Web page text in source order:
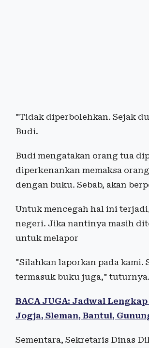
"Tidak diperbolehkan. Sejak
Budi.
Budi mengatakan orang tua
diperkenankan memaksa
dengan buku. Sebab, akan
Untuk mencegah hal ini
negeri. Jika nantinya masih
untuk melapor
"Silahkan laporkan pada
termasuk buku juga," tuturnya.
BACA JUGA: Jadwal
Jogja, Sleman, Bantul,
Sementara, Sekretaris Dinas